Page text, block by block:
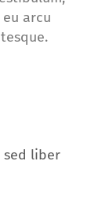
arcu
liber